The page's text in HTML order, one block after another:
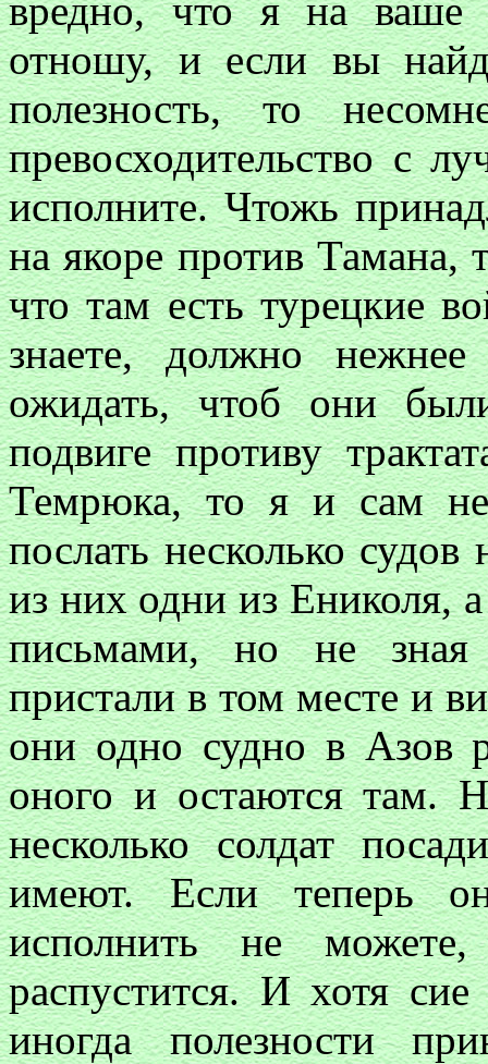
вредно, что я на ваше
отношу, и если вы
полезность, то
превосходительство с
исполните. Чтожь
на якоре против Тамана,
что там есть турецкие
знаете, должно
ожидать, чтоб они
подвиге противу
Темрюка, то я и сам
послать несколько
из них одни из Ениколя,
письмами, но не
пристали в том месте и
они одно судно в Азов
оного и остаются там.
несколько солдат
имеют. Если теперь
исполнить не
распустится. И хотя
иногда полезности